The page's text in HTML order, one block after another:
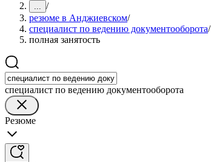
... /
резюме в Анджиевском/
специалист по ведению документооборота/
полная занятость
специалист по ведению документооборота
Резюме